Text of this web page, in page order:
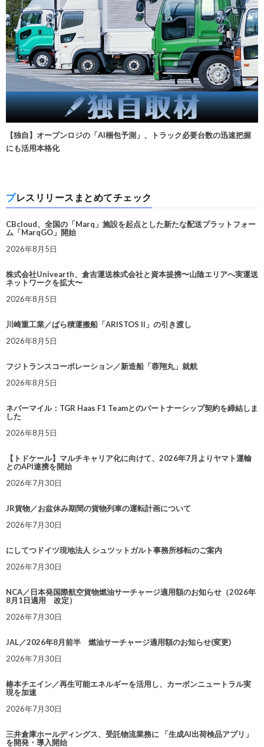
【独自】オープンロジの「AI梱包予測」、トラック必要台数の迅速把握
にも活用本格化
プレスリリースまとめてチェック
CBcloud、全国の「Marq」施設を起点とした新たな配送プラットフォー
ム「MarqGO」開始
2026年8月5日
株式会社Univearth、倉吉運送株式会社と資本提携〜山陰エリアへ実運送
ネットワークを拡大〜
2026年8月5日
川崎重工業／ばら積運搬船「ARISTOS II」の引き渡し
2026年8月5日
フジトランスコーポレーション／新造船「蓉翔丸」就航
2026年8月5日
ネバーマイル：TGR Haas F1 Teamとのパートナーシップ契約を締結しま
した
2026年8月5日
【トドケール】マルチキャリア化に向けて、2026年7月よりヤマト運輸
とのAPI連携を開始
2026年7月30日
JR貨物／お盆休み期間の貨物列車の運転計画について
2026年7月30日
にしてつドイツ現地法人 シュツットガルト事務所移転のご案内
2026年7月30日
NCA／日本発国際航空貨物燃油サーチャージ適用額のお知らせ（2026年
8月1日適用 改定）
2026年7月30日
JAL／2026年8月前半 燃油サーチャージ適用額のお知らせ(変更)
2026年7月30日
椿本チエイン／再生可能エネルギーを活用し、カーボンニュートラル実
現を加速
2026年7月30日
三井倉庫ホールディングス、受託物流業務に 「生成AI出荷検品アプリ」
を開発・導入開始